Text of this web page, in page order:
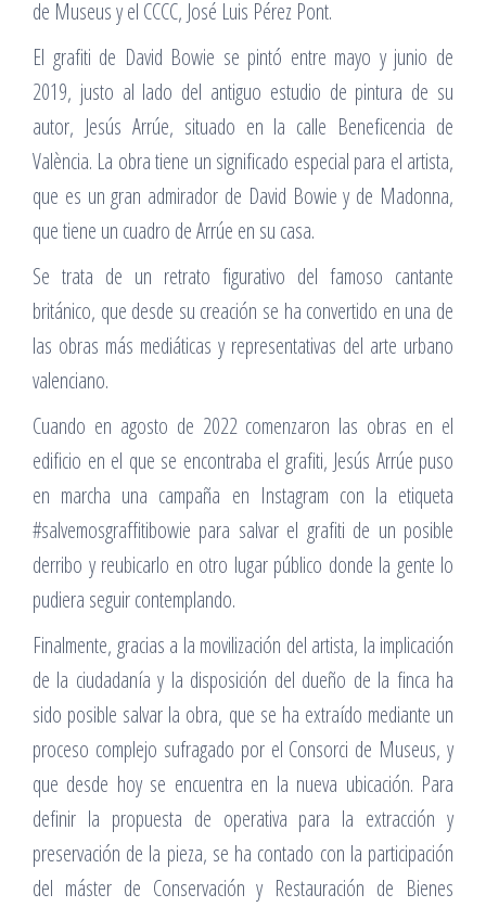
de Museus y el CCCC, José Luis Pérez Pont.
El grafiti de David Bowie se pintó entre mayo y junio de
2019, justo al lado del antiguo estudio de pintura de su
autor, Jesús Arrúe, situado en la calle Beneficencia de
València. La obra tiene un significado especial para el artista,
que es un gran admirador de David Bowie y de Madonna,
que tiene un cuadro de Arrúe en su casa.
Se trata de un retrato figurativo del famoso cantante
británico, que desde su creación se ha convertido en una de
las obras más mediáticas y representativas del arte urbano
valenciano.
Cuando en agosto de 2022 comenzaron las obras en el
edificio en el que se encontraba el grafiti, Jesús Arrúe puso
en marcha una campaña en Instagram con la etiqueta
#salvemosgraffitibowie para salvar el grafiti de un posible
derribo y reubicarlo en otro lugar público donde la gente lo
pudiera seguir contemplando.
Finalmente, gracias a la movilización del artista, la implicación
de la ciudadanía y la disposición del dueño de la finca ha
sido posible salvar la obra, que se ha extraído mediante un
proceso complejo sufragado por el Consorci de Museus, y
que desde hoy se encuentra en la nueva ubicación. Para
definir la propuesta de operativa para la extracción y
preservación de la pieza, se ha contado con la participación
del máster de Conservación y Restauración de Bienes